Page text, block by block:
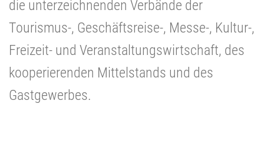
die unterzeichnenden Verbände der
Tourismus-, Geschäftsreise-, Messe-, Kultur-,
Freizeit- und Veranstaltungswirtschaft, des
kooperierenden Mittelstands und des
Gastgewerbes.